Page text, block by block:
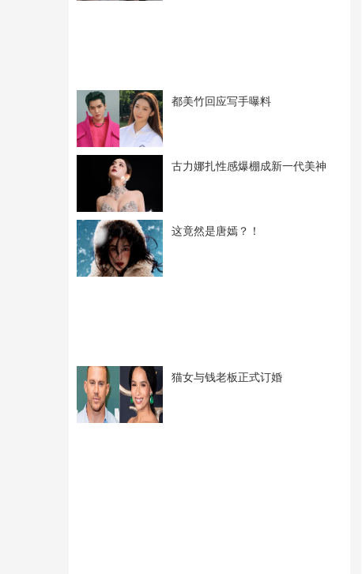
都美竹回应写手曝料
古力娜扎性感爆棚成新一代美神
这竟然是唐嫣？！
猫女与钱老板正式订婚